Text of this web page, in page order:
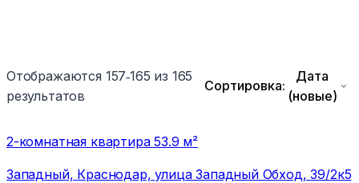
Отображаются 157‑165 из 165
результатов
Сортировка:
Дата
(новые)
2-комнатная квартира 53.9 м²
Западный, Краснодар, улица Западный Обход, 39/2к5